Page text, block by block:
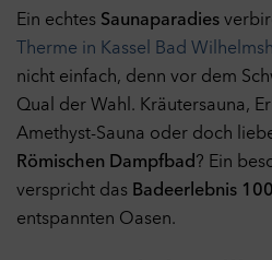
Ein echtes Saunaparadies
Therme in Kassel Bad
nicht einfach, denn vor dem
Qual der Wahl. Kräutersauna,
Amethyst-Sauna oder doch
Römischen Dampfbad? Ein
verspricht das Badeerlebnis
entspannten Oasen.